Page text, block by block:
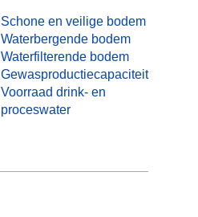
Schone en veilige bodem
Waterbergende bodem
Waterfilterende bodem
Gewasproductiecapaciteit
Voorraad drink- en
proceswater